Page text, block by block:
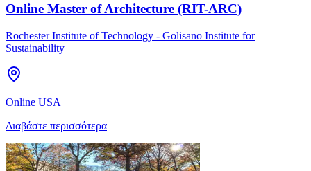
Online Master of Architecture (RIT-ARC)
Rochester Institute of Technology - Golisano Institute for
Sustainability
Online USA
Διαβάστε περισσότερα